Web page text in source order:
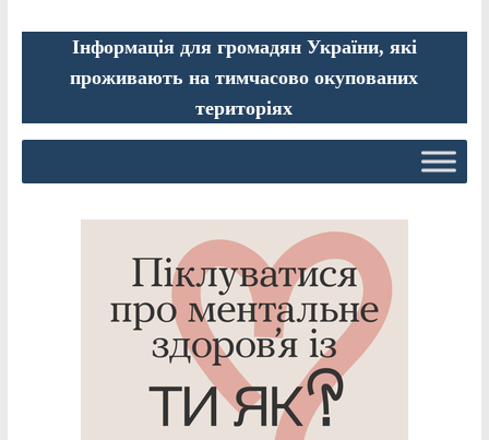
Інформація для громадян України, які
проживають на тимчасово окупованих
територіях